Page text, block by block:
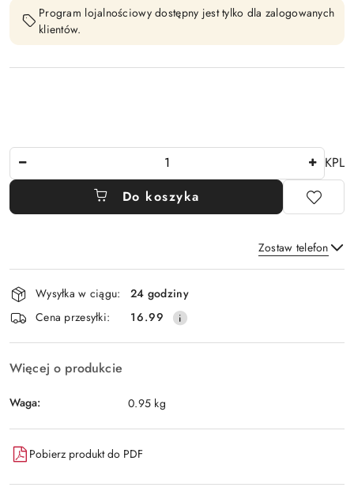
Program lojalnościowy dostępny jest tylko dla zalogowanych
klientów.
KPL
Do koszyka
Zostaw telefon
Wyślij
Dostępność
i
dostawa
Wysyłka w ciągu:
24 godziny
Cena przesyłki:
16.99
Więcej o produkcie
Waga: 0.95 kg
Pobierz produkt do PDF